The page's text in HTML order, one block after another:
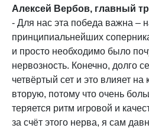
Алексей Вербов, главный
- Для нас эта победа важна –
принципиальнейших
и просто необходимо было
нервозность. Конечно, долго
четвёртый сет и это влияет
вторую, потому что очень
теряется ритм игровой и
за счёт этого нерва, я сам